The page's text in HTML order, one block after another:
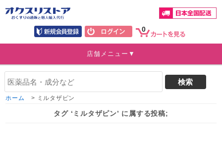
0
店舗メニュー▼
ホーム > ミルタザピン
タグ ‘ミルタザピン’ に属する投稿;